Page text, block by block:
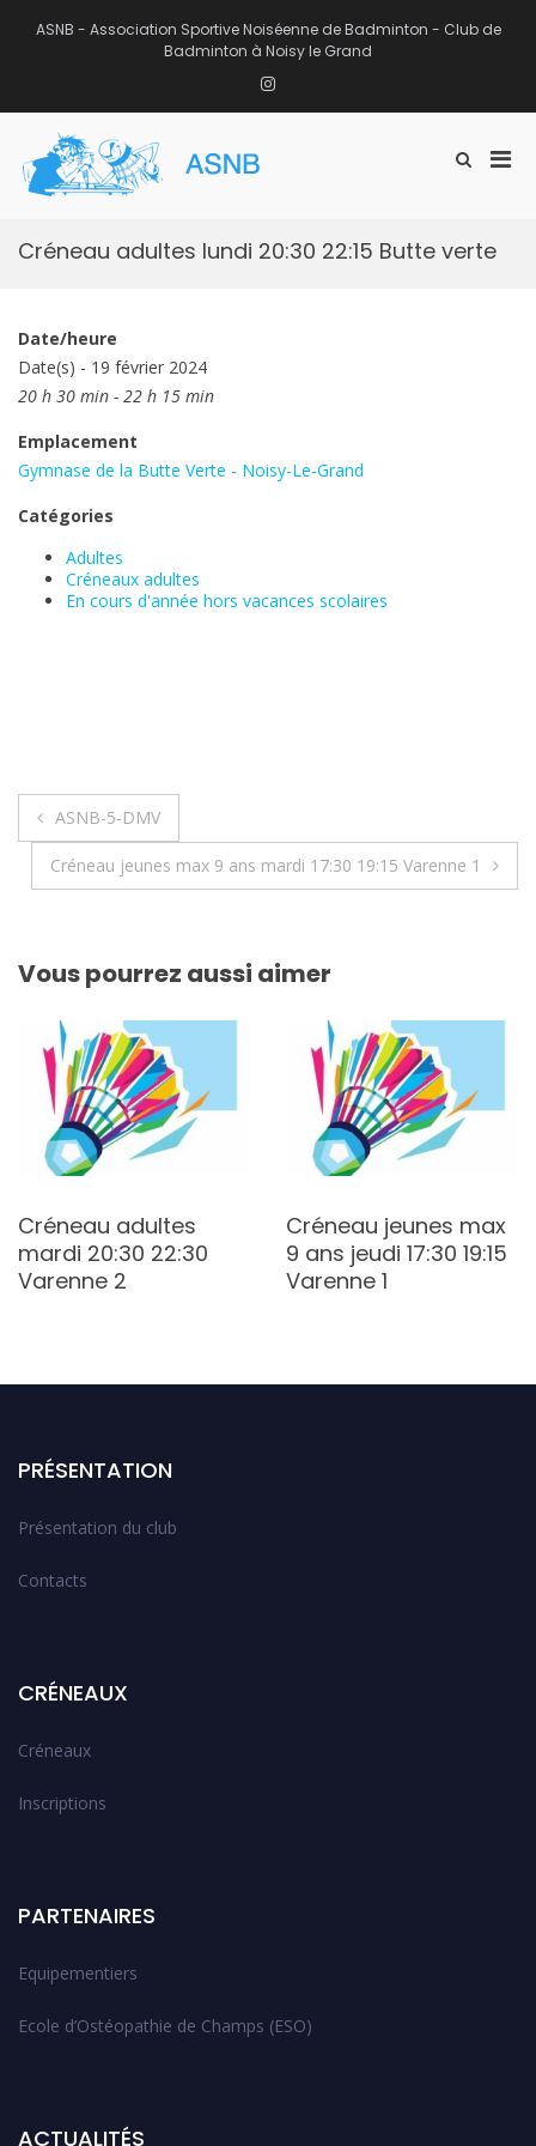
ASNB - Association Sportive Noiséenne de Badminton - Club de
Badminton à Noisy le Grand
Instagram
Afficher
recherche
Créneau adultes lundi 20:30 22:15 Butte verte
Date/heure
Date(s) - 19 février 2024
20 h 30 min - 22 h 15 min
Emplacement
Gymnase de la Butte Verte - Noisy-Le-Grand
Catégories
Adultes
Créneaux adultes
En cours d'année hors vacances scolaires
Navigation
de
ASNB-5-DMV
Créneau jeunes max 9 ans mardi 17:30 19:15 Varenne 1
Vous pourrez aussi aimer
Créneau adultes
mardi 20:30 22:30
Varenne 2
Créneau jeunes max
9 ans jeudi 17:30 19:15
Varenne 1
PRÉSENTATION
Présentation du club
Contacts
CRÉNEAUX
Créneaux
Inscriptions
PARTENAIRES
Equipementiers
Ecole d’Ostéopathie de Champs (ESO)
ACTUALITÉS